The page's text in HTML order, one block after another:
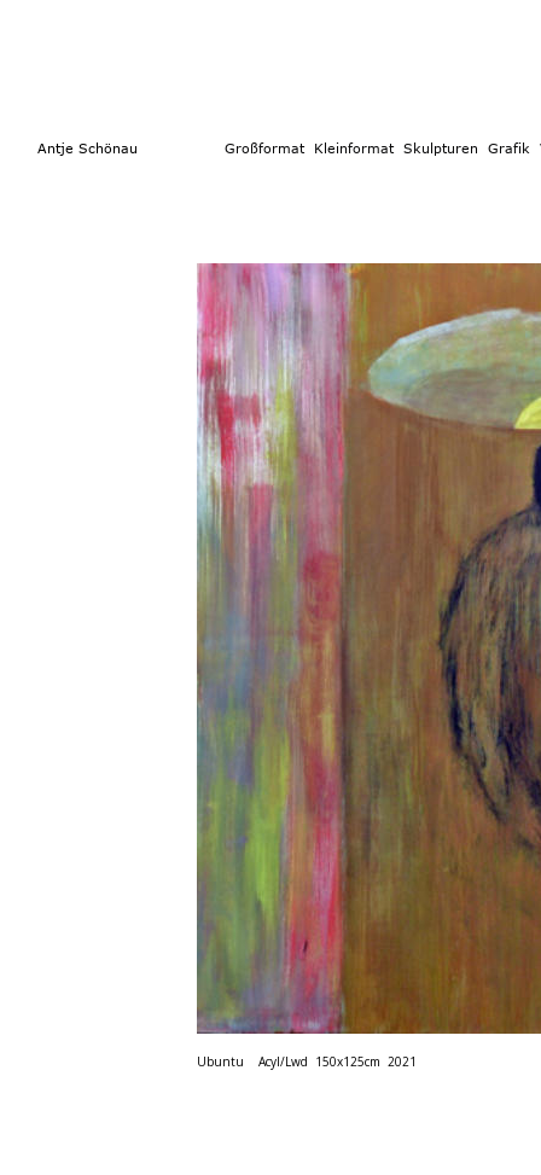
Antje Schönau Großformat Kleinformat Skulpturen Grafik
Ubuntu    Acyl/Lwd  150x125cm  2021